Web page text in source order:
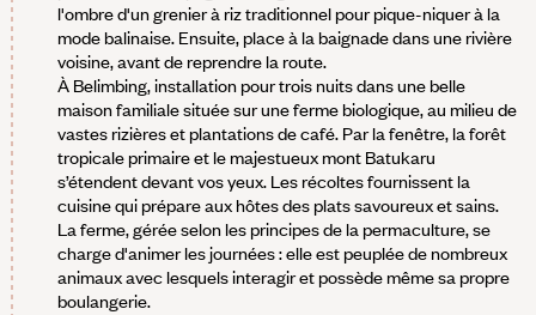
l'ombre d'un grenier à riz traditionnel pour pique-niquer à la
mode balinaise. Ensuite, place à la baignade dans une rivière
voisine, avant de reprendre la route.
À Belimbing, installation pour trois nuits dans une belle
maison familiale située sur une ferme biologique, au milieu de
vastes rizières et plantations de café. Par la fenêtre, la forêt
tropicale primaire et le majestueux mont Batukaru
s’étendent devant vos yeux. Les récoltes fournissent la
cuisine qui prépare aux hôtes des plats savoureux et sains.
La ferme, gérée selon les principes de la permaculture, se
charge d'animer les journées : elle est peuplée de nombreux
animaux avec lesquels interagir et possède même sa propre
boulangerie.